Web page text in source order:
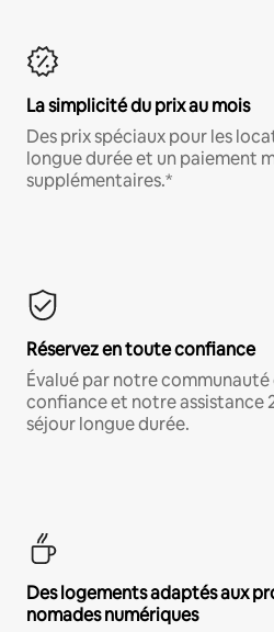
La simplicité du prix au mois
Des prix spéciaux pour les
longue durée et un paiement
supplémentaires.*
Réservez en toute confiance
Évalué par notre
confiance et notre assistance
séjour longue durée.
Des logements adaptés aux
nomades numériques